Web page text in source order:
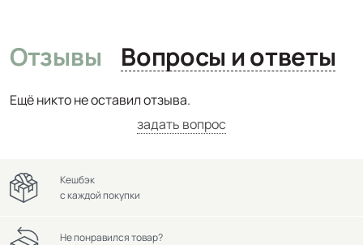
Отзывы Вопросы и ответы
Ещё никто не оставил отзыва.
задать вопрос
Кешбэк
с каждой покупки
Не понравился товар?